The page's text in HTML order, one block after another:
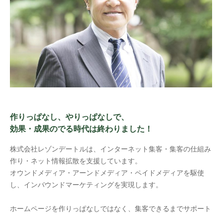
作りっぱなし、やりっぱなしで、
効果・成果のでる時代は終わりました！
株式会社レゾンデートルは、インターネット集客・集客の仕組み
作り・ネット情報拡散を支援しています。
オウンドメディア・アーンドメディア・ペイドメディアを駆使
し、インバウンドマーケティングを実現します。
ホームページを作りっぱなしではなく、集客できるまでサポート